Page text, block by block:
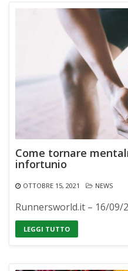
Come tornare
infortunio
OTTOBRE 15, 2021 NEWS
Runnersworld.it – 16/09/
LEGGI TUTTO